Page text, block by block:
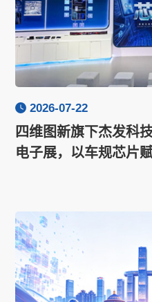
2026-07-22
四维图新旗下杰发科
电子展，以车规芯片